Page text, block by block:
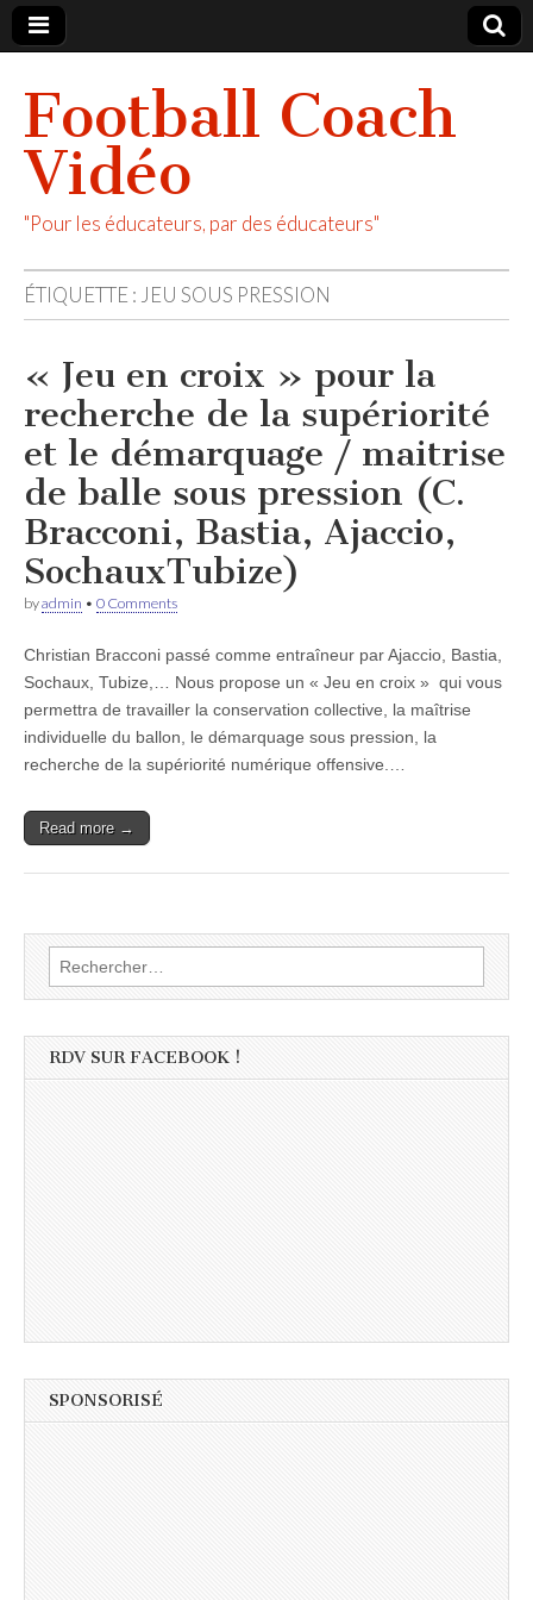
Football Coach
Vidéo
"Pour les éducateurs, par des éducateurs"
ÉTIQUETTE : JEU SOUS PRESSION
« Jeu en croix » pour la
recherche de la supériorité
et le démarquage / maitrise
de balle sous pression (C.
Bracconi, Bastia, Ajaccio,
SochauxTubize)
byadmin • 0 Comments
Christian Bracconi passé comme entraîneur par Ajaccio, Bastia,
Sochaux, Tubize,… Nous propose un « Jeu en croix » qui vous
permettra de travailler la conservation collective, la maîtrise
individuelle du ballon, le démarquage sous pression, la
recherche de la supériorité numérique offensive.…
Read more →
Rechercher :
RDV SUR FACEBOOK !
SPONSORISÉ